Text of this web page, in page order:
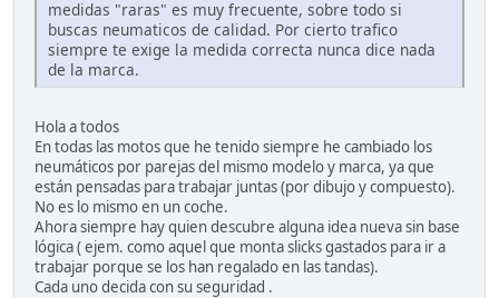
medidas "raras" es muy frecuente, sobre todo si
buscas neumaticos de calidad. Por cierto trafico
siempre te exige la medida correcta nunca dice nada
de la marca.
Hola a todos
En todas las motos que he tenido siempre he cambiado los
neumáticos por parejas del mismo modelo y marca, ya que
están pensadas para trabajar juntas (por dibujo y compuesto).
No es lo mismo en un coche.
Ahora siempre hay quien descubre alguna idea nueva sin base
lógica ( ejem. como aquel que monta slicks gastados para ir a
trabajar porque se los han regalado en las tandas).
Cada uno decida con su seguridad .